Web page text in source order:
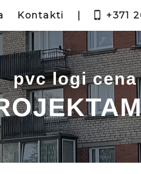
Kontakti +371
pvc logi cena